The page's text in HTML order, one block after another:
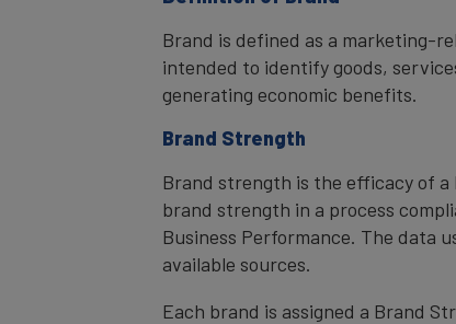
Brand is defined as a marketing-
intended to identify goods,
generating economic benefits.
Brand Strength
Brand strength is the efficacy of a
brand strength in a process
Business Performance. The data
available sources.
Each brand is assigned a Brand